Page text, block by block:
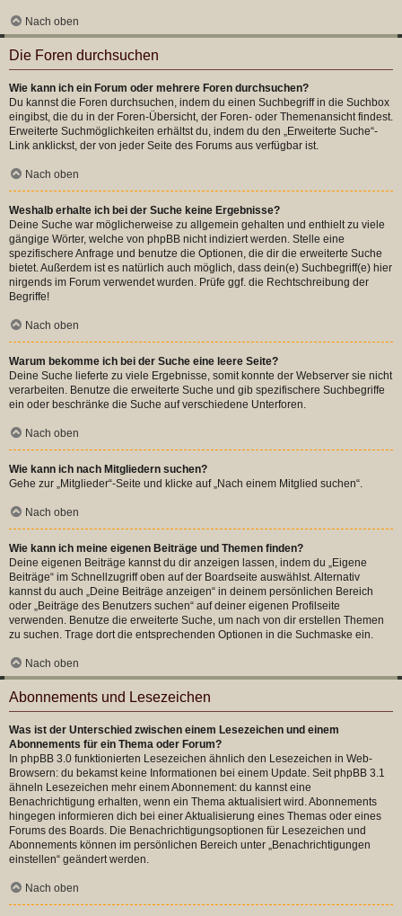
Nach oben
Die Foren durchsuchen
Wie kann ich ein Forum oder mehrere Foren durchsuchen?
Du kannst die Foren durchsuchen, indem du einen Suchbegriff in die Suchbox
eingibst, die du in der Foren-Übersicht, der Foren- oder Themenansicht findest.
Erweiterte Suchmöglichkeiten erhältst du, indem du den „Erweiterte Suche“-
Link anklickst, der von jeder Seite des Forums aus verfügbar ist.
Nach oben
Weshalb erhalte ich bei der Suche keine Ergebnisse?
Deine Suche war möglicherweise zu allgemein gehalten und enthielt zu viele
gängige Wörter, welche von phpBB nicht indiziert werden. Stelle eine
spezifischere Anfrage und benutze die Optionen, die dir die erweiterte Suche
bietet. Außerdem ist es natürlich auch möglich, dass dein(e) Suchbegriff(e) hier
nirgends im Forum verwendet wurden. Prüfe ggf. die Rechtschreibung der
Begriffe!
Nach oben
Warum bekomme ich bei der Suche eine leere Seite?
Deine Suche lieferte zu viele Ergebnisse, somit konnte der Webserver sie nicht
verarbeiten. Benutze die erweiterte Suche und gib spezifischere Suchbegriffe
ein oder beschränke die Suche auf verschiedene Unterforen.
Nach oben
Wie kann ich nach Mitgliedern suchen?
Gehe zur „Mitglieder“-Seite und klicke auf „Nach einem Mitglied suchen“.
Nach oben
Wie kann ich meine eigenen Beiträge und Themen finden?
Deine eigenen Beiträge kannst du dir anzeigen lassen, indem du „Eigene
Beiträge“ im Schnellzugriff oben auf der Boardseite auswählst. Alternativ
kannst du auch „Deine Beiträge anzeigen“ in deinem persönlichen Bereich
oder „Beiträge des Benutzers suchen“ auf deiner eigenen Profilseite
verwenden. Benutze die erweiterte Suche, um nach von dir erstellen Themen
zu suchen. Trage dort die entsprechenden Optionen in die Suchmaske ein.
Nach oben
Abonnements und Lesezeichen
Was ist der Unterschied zwischen einem Lesezeichen und einem
Abonnements für ein Thema oder Forum?
In phpBB 3.0 funktionierten Lesezeichen ähnlich den Lesezeichen in Web-
Browsern: du bekamst keine Informationen bei einem Update. Seit phpBB 3.1
ähneln Lesezeichen mehr einem Abonnement: du kannst eine
Benachrichtigung erhalten, wenn ein Thema aktualisiert wird. Abonnements
hingegen informieren dich bei einer Aktualisierung eines Themas oder eines
Forums des Boards. Die Benachrichtigungsoptionen für Lesezeichen und
Abonnements können im persönlichen Bereich unter „Benachrichtigungen
einstellen“ geändert werden.
Nach oben